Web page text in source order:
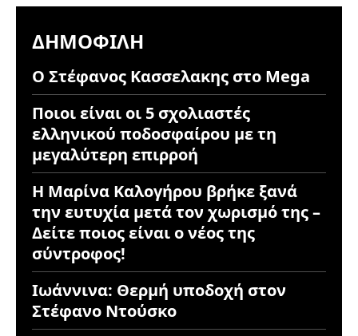
ΔΗΜΟΦΙΛΉ
Ο Στέφανος Κασσελακης στο Mega
Ποιοι είναι οι 5 σχολιαστές
ελληνικού ποδοσφαίρου με τη
μεγαλύτερη επιρροή
Η Μαρίνα Καλογήρου βρήκε ξανά
την ευτυχία μετά τον χωρισμό της –
Δείτε ποιος είναι ο νέος της
σύντροφος!
Ιωάννινα: Θερμή υποδοχή στον
Στέφανο Ντούσκο